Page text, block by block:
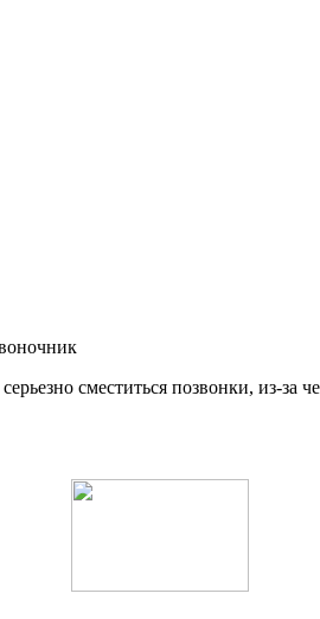
сместиться позвонки, из-за